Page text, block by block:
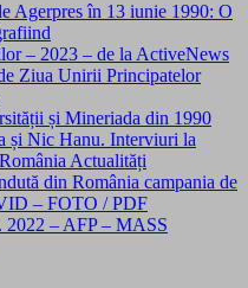
Agerpres în 13 iunie 1990: O
– 2023 – de la ActiveNews
Ziua Unirii Principatelor
și Mineriada din 1990
și Nic Hanu. Interviuri la
Actualități
din România campania de
– FOTO / PDF
– AFP – MASS